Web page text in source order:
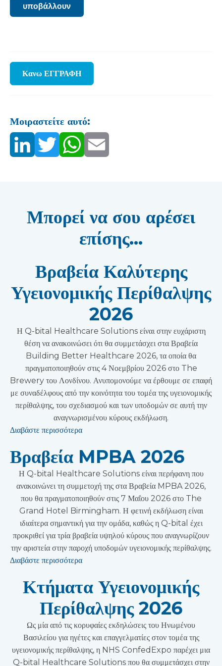
υποβάλλουν
Κανω ΕΓΓΡΑΦΗ
Μοιραστείτε αυτό:
Μπορεί να σου αρέσει
επίσης...
Βραβεία Καλύτερης
Υγειονομικής Περίθαλψης
2026
Η Q-bital Healthcare Solutions είναι στην ευχάριστη
θέση να ανακοινώσει ότι θα συμμετάσχει στα Βραβεία
Building Better Healthcare 2026, τα οποία θα
πραγματοποιηθούν στις 4 Νοεμβρίου 2026 στο The
Brewery του Λονδίνου. Ανυπομονούμε να έρθουμε σε επαφή
με συναδέλφους από την κοινότητα του τομέα της υγειονομικής
περίθαλψης, του σχεδιασμού και των υποδομών σε αυτή την
αναγνωρισμένου κύρους εκδήλωση.
Διαβάστε περισσότερα
Βραβεία MPBA 2026
Η Q-bital Healthcare Solutions είναι περήφανη που
ανακοινώνει τη συμμετοχή της στα Βραβεία MPBA 2026,
που θα πραγματοποιηθούν στις 7 Μαΐου 2026 στο The
Grand Hotel Birmingham. Η φετινή εκδήλωση είναι
ιδιαίτερα σημαντική για την ομάδα, καθώς η Q-bital έχει
προκριθεί για τρία βραβεία υψηλού κύρους που αναγνωρίζουν
την αριστεία στην παροχή υποδομών υγειονομικής περίθαλψης.
Διαβάστε περισσότερα
Κτήματα Υγειονομικής
Περίθαλψης 2026
Ως μία από τις κορυφαίες εκδηλώσεις του Ηνωμένου
Βασιλείου για ηγέτες και επαγγελματίες στον τομέα της
υγειονομικής περίθαλψης, η NHS ConfedExpo παρέχει μια
Q-bital Healthcare Solutions που θα συμμετάσχει στην